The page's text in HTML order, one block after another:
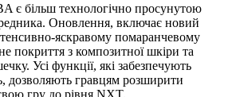
є більш технологічно просунутою
Оновлення, включає новий
яскравому помаранчевому
покриття з композитної шкіри та
Усі функції, які забезпечують
дозволяють гравцям розширити
гру до рівня NXT.